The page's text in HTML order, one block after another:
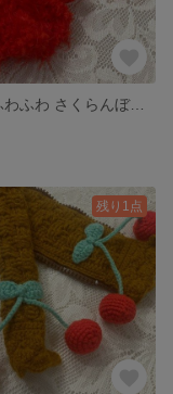
レッド ふわふわ さくらんぼ付き/手編み/LVバッグハンドルカバー26cm
残り1点